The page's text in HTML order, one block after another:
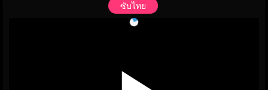
ซับไทย